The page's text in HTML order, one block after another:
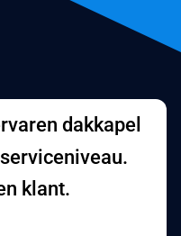
dakkapel
klant.